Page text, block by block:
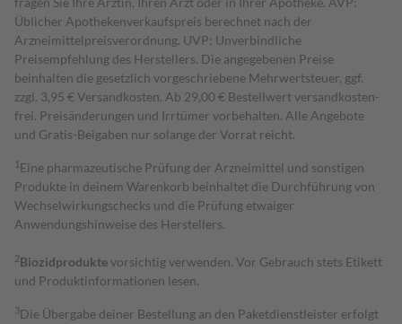
Üblicher Apothekenverkaufspreis berechnet nach der
Arzneimittelpreisverordnung. UVP: Unverbindliche
Preisempfehlung des Herstellers. Die angegebenen Preise
beinhalten die gesetzlich vorgeschriebene Mehrwertsteuer, ggf.
zzgl. 3,95 € Versandkosten. Ab 29,00 € Bestell­wert versand­kosten­
frei. Preisänderungen und Irrtümer vorbehalten. Alle Angebote
und Gratis-Beigaben nur solange der Vorrat reicht.
1 Eine pharmazeutische Prüfung der Arzneimittel und sonstigen
Produkte in deinem Warenkorb beinhaltet die Durchführung von
Wechselwirkungschecks und die Prüfung etwaiger
Anwendungshinweise des Herstellers.
2Biozidproduktevorsichtig verwenden. Vor Gebrauch stets Etikett
und Produktinformationen lesen.
3Die Übergabe deiner Bestellung an den Paketdienstleister erfolgt